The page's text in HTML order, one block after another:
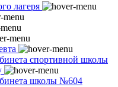
лагеря
спортивной школы
школы №604